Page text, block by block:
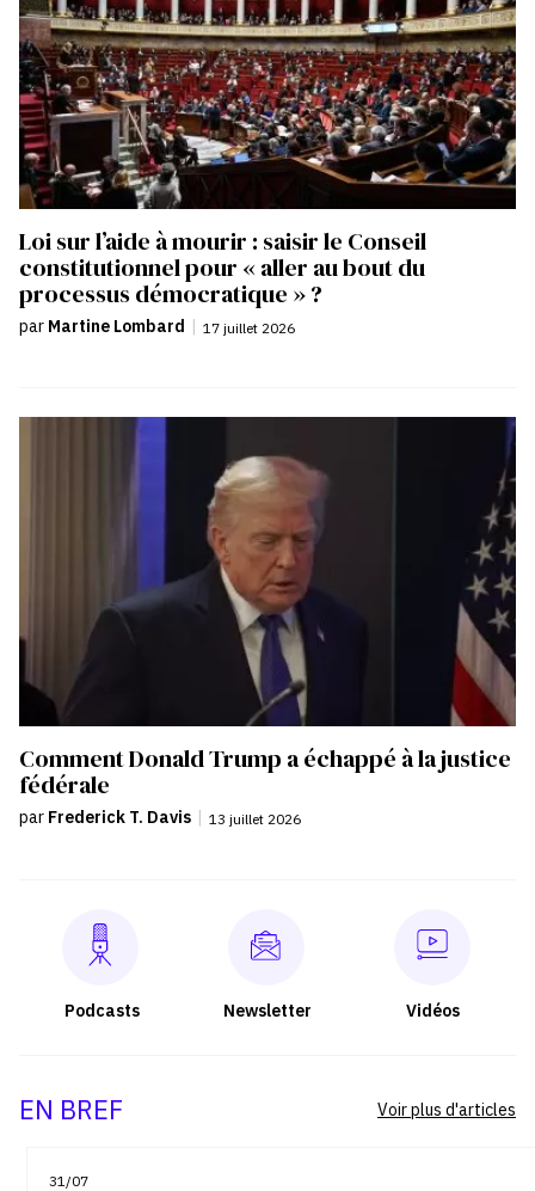
Loi sur l’aide à mourir : saisir le Conseil
constitutionnel pour « aller au bout du
processus démocratique » ?
par Martine Lombard | 17 juillet 2026
Comment Donald Trump a échappé à la justice
fédérale
par Frederick T. Davis 13 juillet 2026
Podcasts Newsletter Vidéos
EN BREF
31/07
Voir plus d'articles